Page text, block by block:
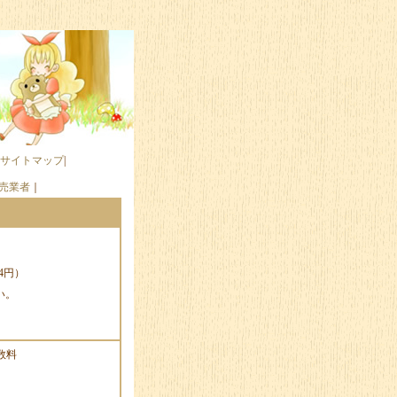
サイトマップ|
業者
）
料